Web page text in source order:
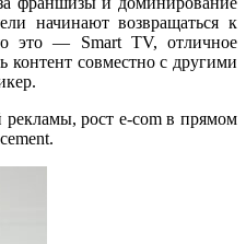
начинают возвращаться к
это — Smart TV, отличное
контент совместно с другими
рекламы, рост е-com в прямом